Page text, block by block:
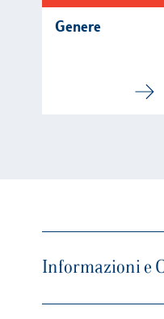
Genere
Informazioni e